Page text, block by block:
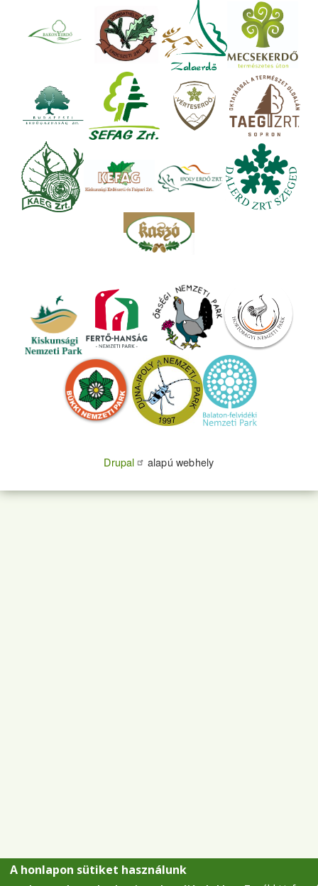
Drupal alapú webhely
A honlapon sütiket használunk